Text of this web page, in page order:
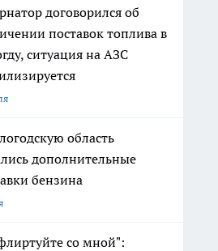
договорился об
поставок топлива в
ситуация на АЗС
область
дополнительные
бензина
со мной":